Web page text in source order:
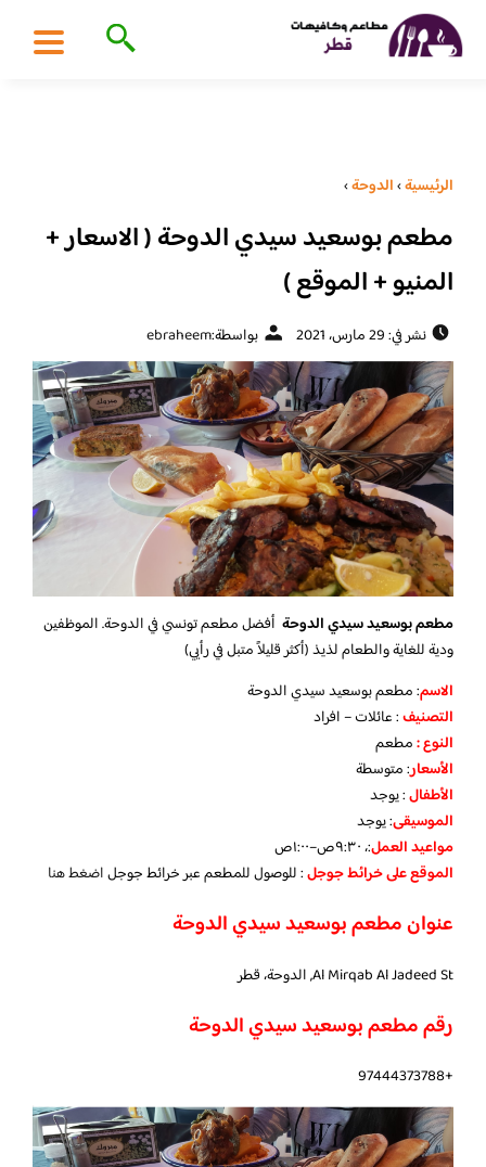
الرئيسية›الدوحة›
مطعم بوسعيد سيدي الدوحة ( الاسعار +
المنيو + الموقع )
نشر في: 29 مارس، 2021 بواسطة:ebraheem
مطعم بوسعيد سيدي الدوحة أفضل مطعم تونسي في الدوحة. الموظفين
ودية للغاية والطعام لذيذ (أكثر قليلاً متبل في رأيي)
الاسم: مطعم بوسعيد سيدي الدوحة
التصنيف: عائلات – افراد
النوع :مطعم
الأسعار:متوسطة
الأطفال:يوجد
الموسيقى:يوجد
مواعيد العمل:، ٩:٣٠ص–١:٠٠ص
الموقع على خرائط جوجل: للوصول للمطعم عبر خرائط جوجلاضغط هنا
عنوان مطعم بوسعيد سيدي الدوحة
Al Mirqab Al Jadeed St, الدوحة، قطر
رقم مطعم بوسعيد سيدي الدوحة
+97444373788